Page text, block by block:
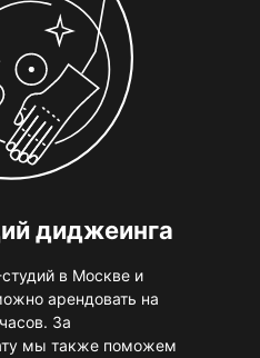
диджеинга
в Москве и
арендовать на
За
мы также поможем